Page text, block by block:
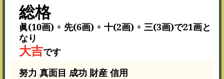
総格
眞(10画) + 先(6画) + 十(2画) + 三(3画)で21画と
なり
大吉です
努力 真面目 成功 財産 信用